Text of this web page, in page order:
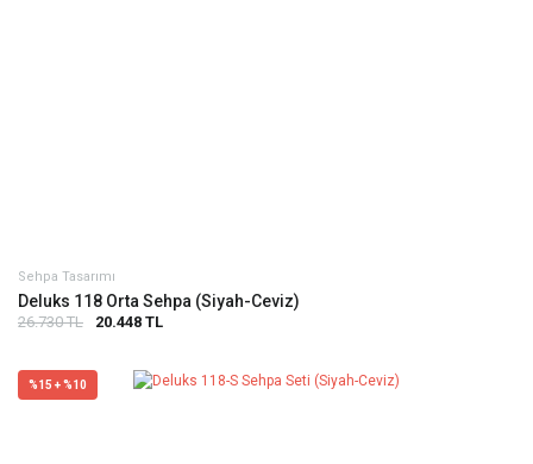
Sehpa Tasarımı
Deluks 118 Orta Sehpa (Siyah-Ceviz)
26.730 TL 20.448 TL
%15 + %10